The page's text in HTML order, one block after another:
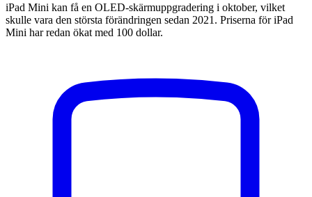
iPad Mini kan få en OLED-skärmuppgradering i oktober, vilket
skulle vara den största förändringen sedan 2021. Priserna för iPad
Mini har redan ökat med 100 dollar.